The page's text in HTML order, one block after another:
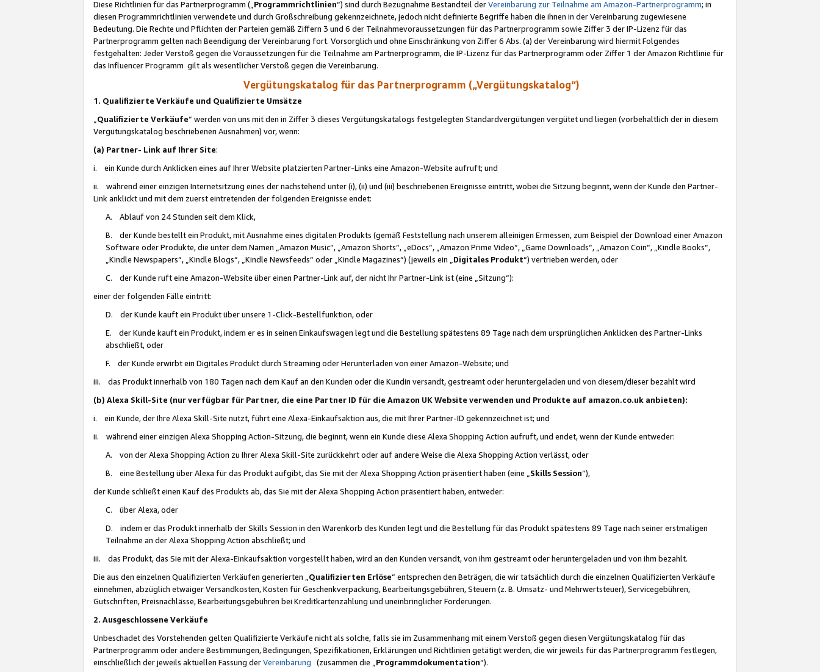
Diese Richtlinien für das Partnerprogramm („Programmrichtlinien“) sind durch Bezugnahme Bestandteil derVereinbarung zur Teilnahme am Amazon-Partnerprogramm; in
diesen Programmrichtlinien verwendete und durch Großschreibung gekennzeichnete, jedoch nicht definierte Begriffe haben die ihnen in der Vereinbarung zugewiesene
Bedeutung. Die Rechte und Pflichten der Parteien gemäß Ziffern 3 und 6 der Teilnahmevoraussetzungen für das Partnerprogramm sowie Ziffer 3 der IP-Lizenz für das
Partnerprogramm gelten nach Beendigung der Vereinbarung fort. Vorsorglich und ohne Einschränkung von Ziffer 6 Abs. (a) der Vereinbarung wird hiermit Folgendes
festgehalten: Jeder Verstoß gegen die Voraussetzungen für die Teilnahme am Partnerprogramm, die IP-Lizenz für das Partnerprogramm oder Ziffer 1 der Amazon Richtlinie für
das Influencer Programm gilt als wesentlicher Verstoß gegen die Vereinbarung.
Vergütungskatalog für das Partnerprogramm („Vergütungskatalog“)
1. Qualifizierte Verkäufe und Qualifizierte Umsätze
Qualifizierte Verkäufe“ werden von uns mit den in Ziffer 3 dieses Vergütungskatalogs festgelegten Standardvergütungen vergütet und liegen (vorbehaltlich der in diesem
Vergütungskatalog beschriebenen Ausnahmen) vor, wenn:
(a) Partner- Link auf Ihrer Site:
i. ein Kunde durch Anklicken eines auf Ihrer Website platzierten Partner-Links eine Amazon-Website aufruft; und
ii. während einer einzigen Internetsitzung eines der nachstehend unter (i), (ii) und (iii) beschriebenen Ereignisse eintritt, wobei die Sitzung beginnt, wenn der Kunde den Partner-
Link anklickt und mit dem zuerst eintretenden der folgenden Ereignisse endet:
A. Ablauf von 24 Stunden seit dem Klick,
B. der Kunde bestellt ein Produkt, mit Ausnahme eines digitalen Produkts (gemäß Feststellung nach unserem alleinigen Ermessen, zum Beispiel der Download einer Amazon
Software oder Produkte, die unter dem Namen „Amazon Music“, „Amazon Shorts“, „eDocs“, „Amazon Prime Video“, „Game Downloads“, „Amazon Coin“, „Kindle Books“,
„Kindle Newspapers“, „Kindle Blogs“, „Kindle Newsfeeds“ oder „Kindle Magazines“) (jeweils ein „ Digitales Produkt“) vertrieben werden, oder
C. der Kunde ruft eine Amazon-Website über einen Partner-Link auf, der nicht Ihr Partner-Link ist (eine „Sitzung“):
einer der folgenden Fälle eintritt:
D. der Kunde kauft ein Produkt über unsere 1-Click-Bestellfunktion, oder
E. der Kunde kauft ein Produkt, indem er es in seinen Einkaufswagen legt und die Bestellung spätestens 89 Tage nach dem ursprünglichen Anklicken des Partner-Links
abschließt, oder
F. der Kunde erwirbt ein Digitales Produkt durch Streaming oder Herunterladen von einer Amazon-Website; und
iii. das Produkt innerhalb von 180 Tagen nach dem Kauf an den Kunden oder die Kundin versandt, gestreamt oder heruntergeladen und von diesem/dieser bezahlt wird
(b) Alexa Skill-Site (nur verfügbar für Partner, die eine Partner ID für die Amazon UK Website verwenden und Produkte auf amazon.co.uk anbieten):
i. ein Kunde, der Ihre Alexa Skill-Site nutzt, führt eine Alexa-Einkaufsaktion aus, die mit Ihrer Partner-ID gekennzeichnet ist; und
ii. während einer einzigen Alexa Shopping Action-Sitzung, die beginnt, wenn ein Kunde diese Alexa Shopping Action aufruft, und endet, wenn der Kunde entweder:
A. von der Alexa Shopping Action zu Ihrer Alexa Skill-Site zurückkehrt oder auf andere Weise die Alexa Shopping Action verlässt, oder
B. eine Bestellung über Alexa für das Produkt aufgibt, das Sie mit der Alexa Shopping Action präsentiert haben (eine „ Skills Session“),
der Kunde schließt einen Kauf des Produkts ab, das Sie mit der Alexa Shopping Action präsentiert haben, entweder:
C. über Alexa, oder
D. indem er das Produkt innerhalb der Skills Session in den Warenkorb des Kunden legt und die Bestellung für das Produkt spätestens 89 Tage nach seiner erstmaligen
Teilnahme an der Alexa Shopping Action abschließt; und
iii. das Produkt, das Sie mit der Alexa-Einkaufsaktion vorgestellt haben, wird an den Kunden versandt, von ihm gestreamt oder heruntergeladen und von ihm bezahlt.
Die aus den einzelnen Qualifizierten Verkäufen generierten „ Qualifizierten Erlöse“ entsprechen den Beträgen, die wir tatsächlich durch die einzelnen Qualifizierten Verkäufe
einnehmen, abzüglich etwaiger Versandkosten, Kosten für Geschenkverpackung, Bearbeitungsgebühren, Steuern (z. B. Umsatz- und Mehrwertsteuer), Servicegebühren,
Gutschriften, Preisnachlässe, Bearbeitungsgebühren bei Kreditkartenzahlung und uneinbringlicher Forderungen.
2. Ausgeschlossene Verkäufe
Unbeschadet des Vorstehenden gelten Qualifizierte Verkäufe nicht als solche, falls sie im Zusammenhang mit einem Verstoß gegen diesen Vergütungskatalog für das
Partnerprogramm oder andere Bestimmungen, Bedingungen, Spezifikationen, Erklärungen und Richtlinien getätigt werden, die wir jeweils für das Partnerprogramm festlegen,
einschließlich der jeweils aktuellen Fassung derVereinbarung (zusammen die „ Programmdokumentation“).